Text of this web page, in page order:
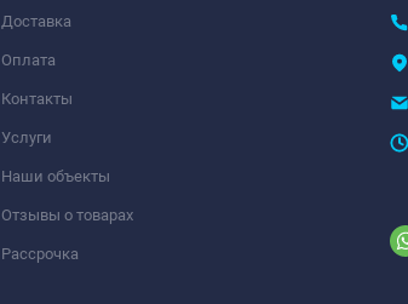
Доставка
Оплата
Контакты
Услуги
Наши объекты
Отзывы о товарах
Рассрочка